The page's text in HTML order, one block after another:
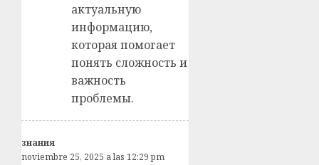
актуальную
информацию,
которая помогает
понять сложность и
важность
проблемы.
знания
noviembre 25, 2025 a las 12:29 pm